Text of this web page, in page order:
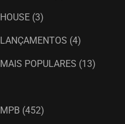
HOUSE (3)
LANÇAMENTOS (4)
MAIS POPULARES (13)
MPB (452)